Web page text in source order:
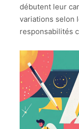
débutent leur
variations selon
responsabilités